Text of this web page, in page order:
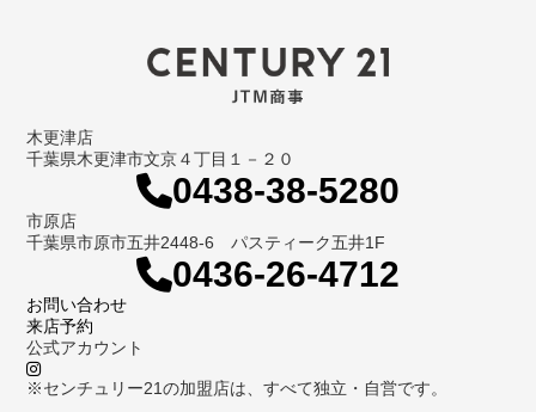
木更津店
千葉県木更津市文京４丁目１－２０
0438-38-5280
市原店
千葉県市原市五井2448-6 パスティーク五井1F
0436-26-4712
お問い合わせ
来店予約
公式アカウント
※センチュリー21の加盟店は、すべて独立・自営です。